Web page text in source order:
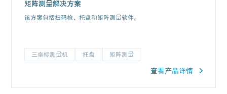
矩阵测量解决方案
该方案包括扫码枪、托盘和矩阵测量软件。
三坐标测量机 托盘 矩阵测量
查看产品详情